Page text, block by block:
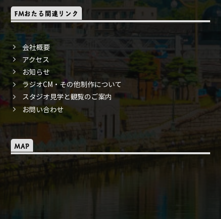
FMおたる関連リンク
会社概要
アクセス
お知らせ
ラジオCM・その他制作について
スタジオ見学と観覧のご案内
お問い合わせ
MAP